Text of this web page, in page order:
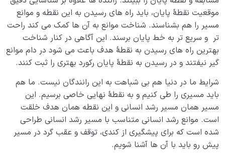
دارد؟
بررسی مفهوم حصن ایمن در حدیث سلسله الذهب؛ چرا لا
اله الا الله دژ خداوند است؟
ملاک رابطه ما با اهل بیت چیست؟ از رابطه حقیقی و
حقوقی خود با اهل بیت چه می دانیم؟
مفهوم خانواده آسمانی چیست؛ چه ارتباطی بین شناخت
این خانواده و هدف خلقت وجود دارد؟
مهندسی نفس و تربیت روح
بلوغ کودک عزیز روان
موقعیت نقطۀ پایان، باید راه های رسیدن به این نقطه و موانع
مسیر را هم بشناسند. شناخت موانع به آن ها کمک می کند راحت
تر و سریع تر به خط پایان برسند. این آگاهی در کنار شناخت
بهترین راه های رسیدن به نقطۀ هدف باعث می شود در دام موانع
گیر نیفتند و در رسیدن به نقطۀ پایان رکورد بهتری را ثبت کنند.
شرایط ما در دنیا هم بی شباهت به این رانندگان نیست. ما هم
باید مسیری را طی کنیم و به نقطۀ نهایی خاصی برسیم. این
مسیر همان مسیر رشد انسانی و این نقطه همان هدف خلقت
است. موانع رشد انسانی متناسب با مسیر رشد انسانی طراحی
شده است که برای پیشگیری از کندی، توقف و عقب گرد در مسیر
پیش رو باید با آن ها آشنا شویم.